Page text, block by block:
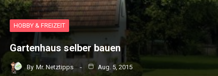
HOBBY & FREIZEIT
Gartenhaus selber bauen
By Mr. Netztipps Aug. 5, 2015